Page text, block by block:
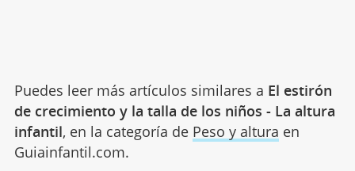
Puedes leer más artículos similares a El estirón
de crecimiento y la talla de los niños - La altura
infantil, en la categoría de Peso y altura en
Guiainfantil.com.